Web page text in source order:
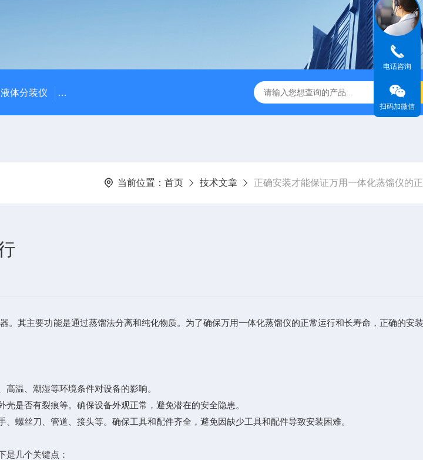
体分装仪 全自动放射性水样蒸发浓缩赶酸仪ZDGS-8 厌氧手套箱YQX-I半自动厌氧培养箱
当前位置： 首页 技术文章 正确安装才能保证万用一体化蒸馏仪的
主要功能是通过蒸馏法分离和纯化物质。为了确保万用一体化蒸馏仪的正常运行和长寿命，正确的安
温、潮湿等环境条件对设备的影响。
是否有裂痕等。确保设备外观正常，避免潜在的安全隐患。
丝刀、管道、接头等。确保工具和配件齐全，避免因缺少工具和配件导致安装困难。
几个关键点：
电话咨询
扫码加微信